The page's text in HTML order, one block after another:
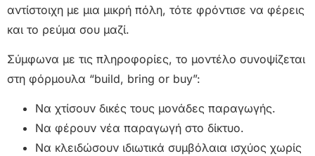
αντίστοιχη με μια μικρή πόλη, τότε φρόντισε να φέρεις
και το ρεύμα σου μαζί.
Σύμφωνα με τις πληροφορίες, το μοντέλο συνοψίζεται
στη φόρμουλα “build, bring or buy”:
Να χτίσουν δικές τους μονάδες παραγωγής.
Να φέρουν νέα παραγωγή στο δίκτυο.
Να κλειδώσουν ιδιωτικά συμβόλαια ισχύος χωρίς